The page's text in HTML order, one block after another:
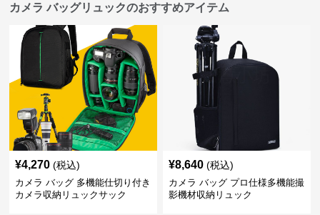
カメラ バッグリュックのおすすめアイテム
¥4,270 (税込)
カメラ バッグ 多機能仕切り付き
カメラ収納リュックサック
¥8,640 (税込)
カメラ バッグ プロ仕様多機能撮
影機材収納リュック